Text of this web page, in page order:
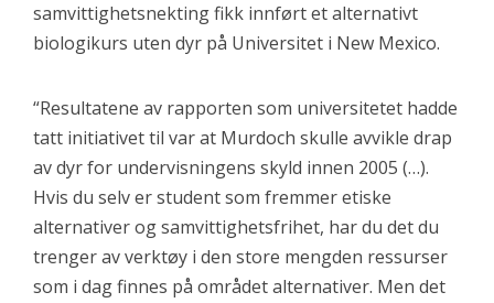
samvittighetsnekting fikk innført et alternativt
biologikurs uten dyr på Universitet i New Mexico.
“Resultatene av rapporten som universitetet hadde
tatt initiativet til var at Murdoch skulle avvikle drap
av dyr for undervisningens skyld innen 2005 (…).
Hvis du selv er student som fremmer etiske
alternativer og samvittighetsfrihet, har du det du
trenger av verktøy i den store mengden ressurser
som i dag finnes på området alternativer. Men det